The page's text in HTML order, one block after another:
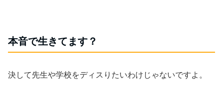
本音で生きてます？
決して先生や学校をディスりたいわけじゃないですよ。